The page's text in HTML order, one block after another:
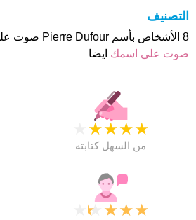
التصنيف
8 الأشخاص بأسم Pierre Dufour صوت على اسمائهم . من فضلك
صوت على اسمك ايضا
★
★
★
★
من السهل كتابته
★
★
★
★